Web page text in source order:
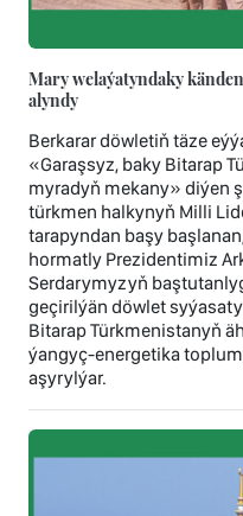
Mary welaýatyndaky
alyndy
Berkarar döwletiň täze
«Garaşsyz, baky Bitarap
myradyň mekany» diýen
türkmen halkynyň Milli
tarapyndan başy
hormatly Prezidentimiz
Serdarymyzyň
geçirilýän döwlet
Bitarap Türkmenistanyň
ýangyç-energetika
aşyrylýar.